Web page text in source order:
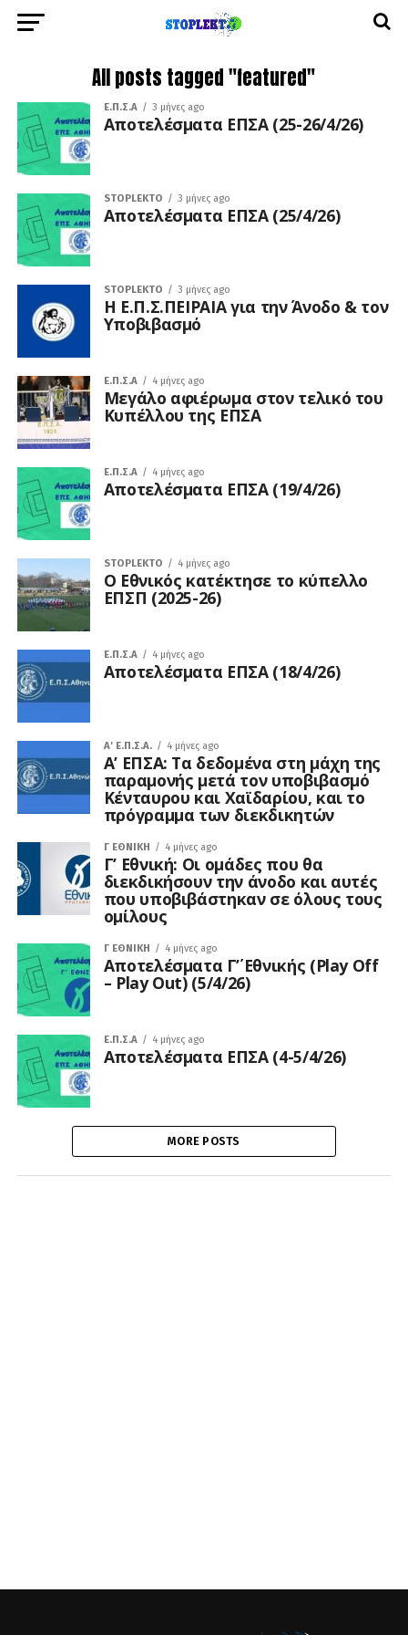
All posts tagged "featured"
Ε.Π.Σ.Α 3 μήνες ago
Αποτελέσματα ΕΠΣΑ (25-26/4/26)
STOPLEKTO 3 μήνες ago
Αποτελέσματα ΕΠΣΑ (25/4/26)
STOPLEKTO 3 μήνες ago
Η Ε.Π.Σ.ΠΕΙΡΑΙΑ για την Άνοδο & τον
Υποβιβασμό
Ε.Π.Σ.Α 4 μήνες ago
Μεγάλο αφιέρωμα στον τελικό του
Κυπέλλου της ΕΠΣΑ
Ε.Π.Σ.Α 4 μήνες ago
Αποτελέσματα ΕΠΣΑ (19/4/26)
STOPLEKTO 4 μήνες ago
Ο Εθνικός κατέκτησε το κύπελλο
ΕΠΣΠ (2025-26)
Ε.Π.Σ.Α 4 μήνες ago
Αποτελέσματα ΕΠΣΑ (18/4/26)
A' Ε.Π.Σ.Α. 4 μήνες ago
Α’ ΕΠΣΑ: Τα δεδομένα στη μάχη της
παραμονής μετά τον υποβιβασμό
Κένταυρου και Χαϊδαρίου, και το
πρόγραμμα των διεκδικητών
Γ ΕΘΝΙΚΉ 4 μήνες ago
Γ’ Εθνική: Οι ομάδες που θα
διεκδικήσουν την άνοδο και αυτές
που υποβιβάστηκαν σε όλους τους
ομίλους
Γ ΕΘΝΙΚΉ 4 μήνες ago
Αποτελέσματα Γ΄’ Εθνικής (Play Off
– Play Out) (5/4/26)
Ε.Π.Σ.Α 4 μήνες ago
Αποτελέσματα ΕΠΣΑ (4-5/4/26)
MORE POSTS